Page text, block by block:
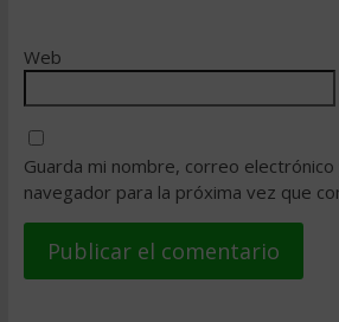
Web
Guarda mi nombre, correo
navegador para la próxima vez que